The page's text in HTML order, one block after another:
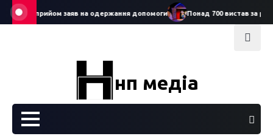
Skip
прийом заяв на одержання допомоги Понад 700 вистав за рік:
нп медіа